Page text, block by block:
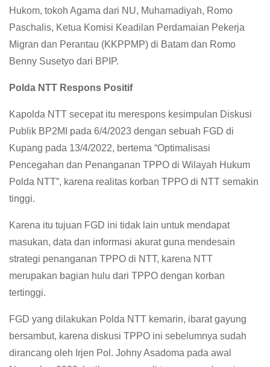
Hukom, tokoh Agama dari NU, Muhamadiyah, Romo
Paschalis, Ketua Komisi Keadilan Perdamaian Pekerja
Migran dan Perantau (KKPPMP) di Batam dan Romo
Benny Susetyo dari BPIP.
Polda NTT Respons Positif
Kapolda NTT secepat itu merespons kesimpulan Diskusi
Publik BP2MI pada 6/4/2023 dengan sebuah FGD di
Kupang pada 13/4/2022, bertema “Optimalisasi
Pencegahan dan Penanganan TPPO di Wilayah Hukum
Polda NTT”, karena realitas korban TPPO di NTT semakin
tinggi.
Karena itu tujuan FGD ini tidak lain untuk mendapat
masukan, data dan informasi akurat guna mendesain
strategi penanganan TPPO di NTT, karena NTT
merupakan bagian hulu dari TPPO dengan korban
tertinggi.
FGD yang dilakukan Polda NTT kemarin, ibarat gayung
bersambut, karena diskusi TPPO ini sebelumnya sudah
dirancang oleh Irjen Pol. Johny Asadoma pada awal